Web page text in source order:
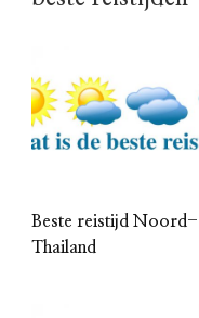
Beste reistijd Noord-
Thailand